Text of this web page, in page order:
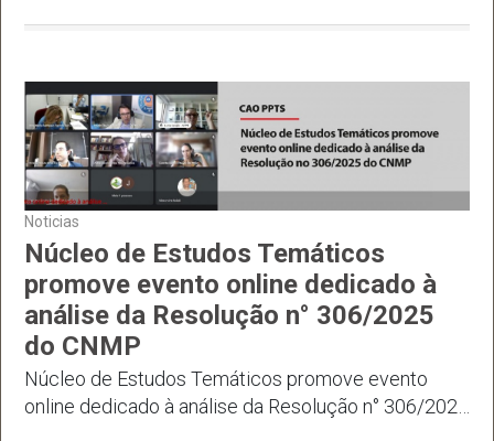
Noticias
Núcleo de Estudos Temáticos
promove evento online dedicado à
análise da Resolução n° 306/2025
do CNMP
Núcleo de Estudos Temáticos promove evento
online dedicado à análise da Resolução n° 306/2025